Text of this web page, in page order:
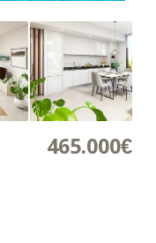
465.000€